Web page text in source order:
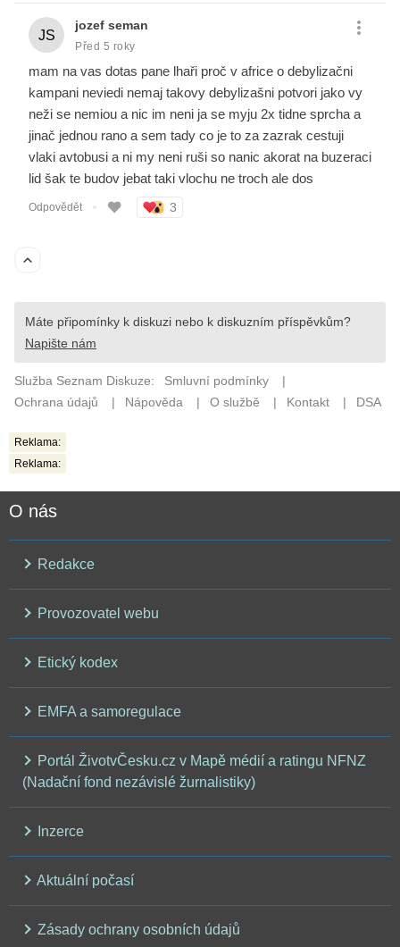
Reklama:
Reklama:
O nás
Redakce
Provozovatel webu
Etický kodex
EMFA a samoregulace
Portál ŽivotvČesku.cz v Mapě médií a ratingu NFNZ
(Nadační fond nezávislé žurnalistiky)
Inzerce
Aktuální počasí
Zásady ochrany osobních údajů